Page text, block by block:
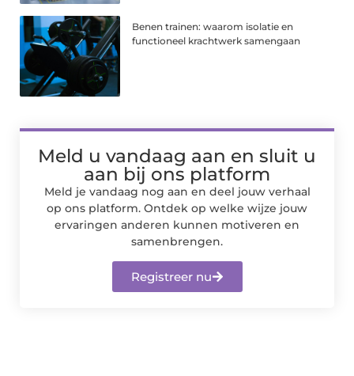
Benen trainen: waarom isolatie en
functioneel krachtwerk samengaan
Meld u vandaag aan en sluit u
aan bij ons platform
Meld je vandaag nog aan en deel jouw verhaal
op ons platform. Ontdek op welke wijze jouw
ervaringen anderen kunnen motiveren en
samenbrengen.
Registreer nu